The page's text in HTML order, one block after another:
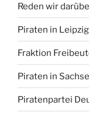
Reden wir
Piraten in Leipzig
Fraktion
Piraten in
Piratenpartei